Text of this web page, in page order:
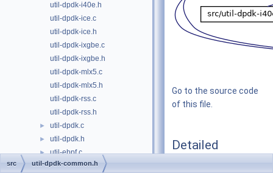
util-dpdk-i40e.h
util-dpdk-ice.c
util-dpdk-ice.h
util-dpdk-ixgbe.c
util-dpdk-ixgbe.h
util-dpdk-mlx5.c
util-dpdk-mlx5.h
util-dpdk-rss.c
util-dpdk-rss.h
► util-dpdk.c
► util-dpdk.h
► util-ebpf.c
util-ebpf.h
Go to the source code
of this file.
Detailed
Description
src util-dpdk-common.h